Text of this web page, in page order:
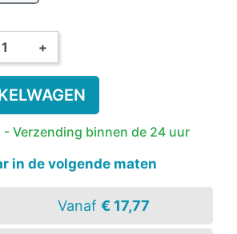
+
- Verzending binnen de 24 uur
in de volgende maten
Vanaf € 17,77